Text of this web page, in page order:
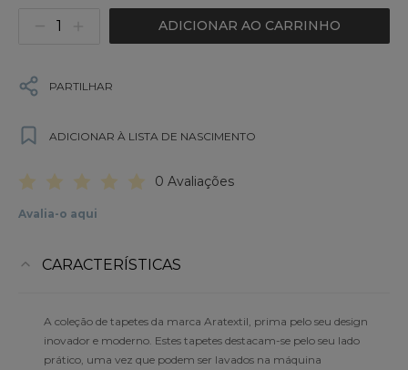
ADICIONAR AO CARRINHO
PARTILHAR
ADICIONAR À LISTA DE NASCIMENTO
0 Avaliações
Avalia-o aqui
CARACTERÍSTICAS
A coleção de tapetes da marca Aratextil, prima pelo seu design
inovador e moderno. Estes tapetes destacam-se pelo seu lado
prático, uma vez que podem ser lavados na máquina